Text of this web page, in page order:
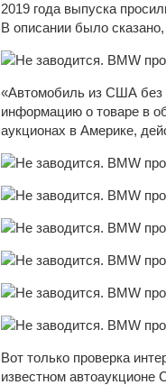
2019 года выпуска
В описании было
«Автомобиль из США без
информацию о товаре в
аукционах в Америке,
Вот только проверка
известном автоаукционе